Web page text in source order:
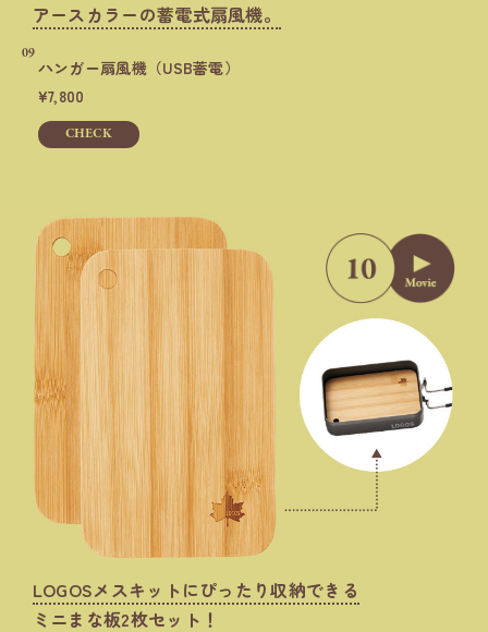
アースカラーの蓄電式扇風機。
09
ハンガー扇風機（USB蓄電）
7,800
CHECK
LOGOSメスキットにぴったり収納できる
ミニまな板2枚セット！